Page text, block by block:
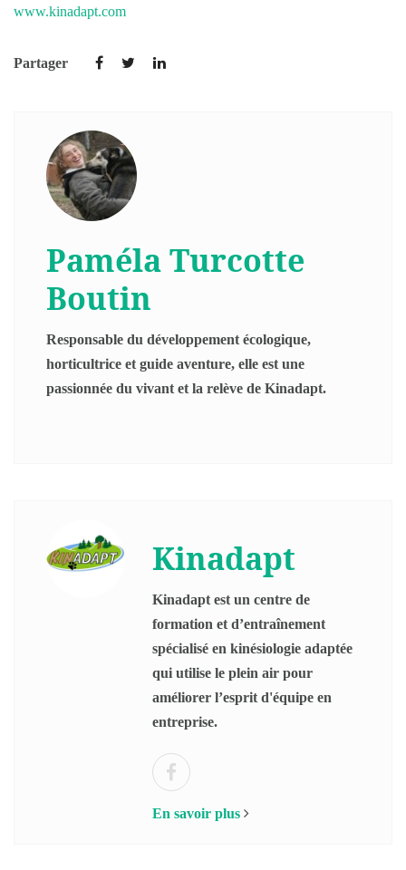
www.kinadapt.com
Partager
Paméla Turcotte
Boutin
Responsable du développement écologique,
horticultrice et guide aventure, elle est une
passionnée du vivant et la relève de Kinadapt.
Kinadapt
Kinadapt est un centre de
formation et d’entraînement
spécialisé en kinésiologie adaptée
qui utilise le plein air pour
améliorer l’esprit d'équipe en
entreprise.
En savoir plus